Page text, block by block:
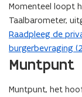
)Momenteel loopt
Taalbarometer,
Raadpleeg de
burgerbevraging
Muntpunt
Muntpunt, het